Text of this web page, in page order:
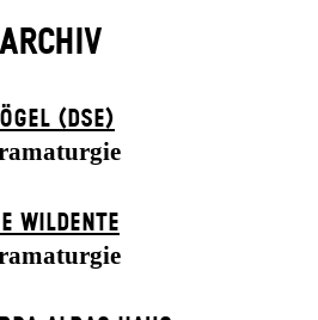
ARCHIV
(DSE)
WILDENTE